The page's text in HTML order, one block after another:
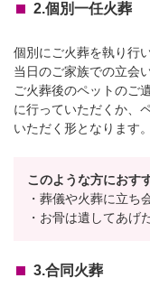
2.個別一任火葬
個別にご火葬を執り行
当日のご家族での立会
ご火葬後のペットのご
に行っていただくか、
いただく形となります。
このような方におす
・葬儀や火葬に立ち
・お骨は遺してあげ
3.合同火葬